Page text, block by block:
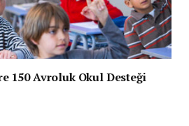
150 Avroluk Okul Desteği